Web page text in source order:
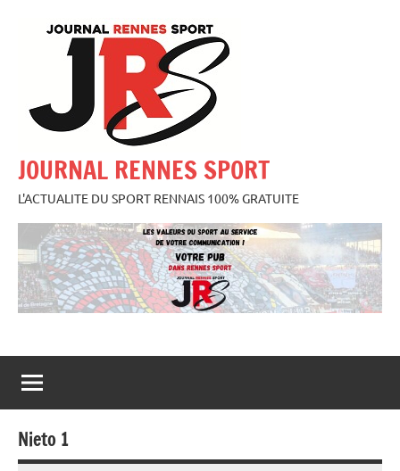
JOURNAL RENNES SPORT
L'ACTUALITE DU SPORT RENNAIS 100% GRATUITE
Nieto 1